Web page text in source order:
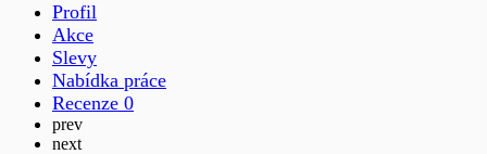
Profil
Akce
Slevy
Nabídka práce
Recenze 0
prev
next